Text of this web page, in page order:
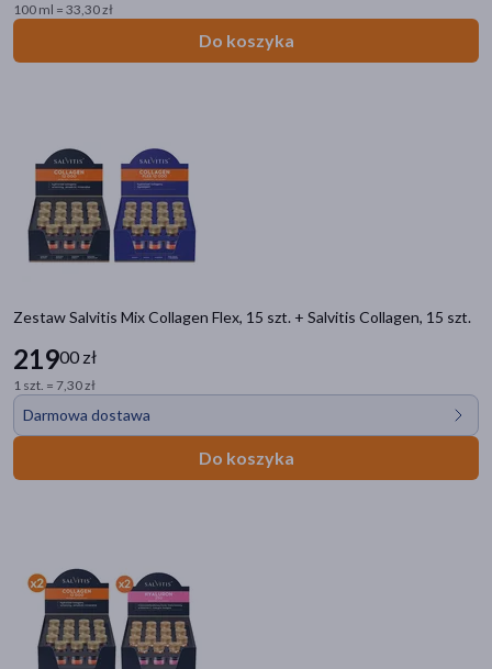
100 ml = 33,30 zł
Do koszyka
Zestaw Salvitis Mix Collagen Flex, 15 szt. + Salvitis Collagen, 15 szt.
21900 zł
1 szt. = 7,30 zł
Darmowa dostawa
Do koszyka